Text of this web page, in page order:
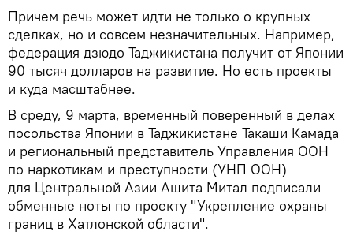
Причем речь может идти не только о крупных
сделках, но и совсем незначительных. Например,
федерация дзюдо Таджикистана получит от Японии
90 тысяч долларов на развитие. Но есть проекты
и куда масштабнее.
В среду, 9 марта, временный поверенный в делах
посольства Японии в Таджикистане Такаши Камада
и региональный представитель Управления ООН
по наркотикам и преступности (УНП ООН)
для Центральной Азии Ашита Митал подписали
обменные ноты по проекту "Укрепление охраны
границ в Хатлонской области".